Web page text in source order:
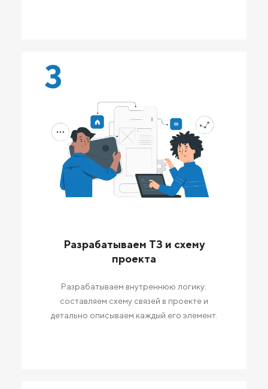
3
Разрабатываем ТЗ и схему
проекта
Разрабатываем внутреннюю логику:
составляем схему связей в проекте и
детально описываем каждый его элемент.